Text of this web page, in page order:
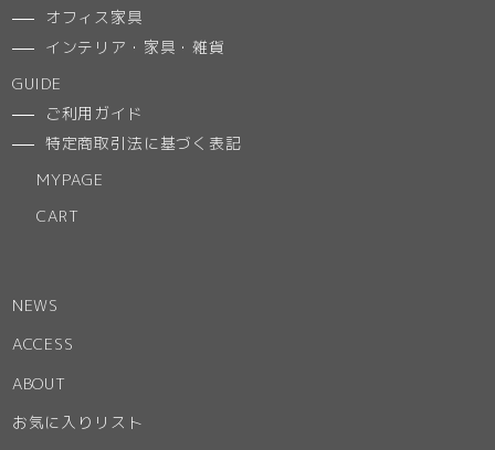
オフィス家具
インテリア・家具・雑貨
GUIDE
ご利用ガイド
特定商取引法に基づく表記
MYPAGE
CART
NEWS
ACCESS
ABOUT
お気に入りリスト